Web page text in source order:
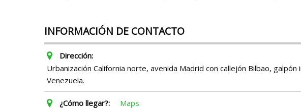
INFORMACIÓN DE CONTACTO
Dirección:
Urbanización California norte, avenida Madrid con callejón Bilbao,
Venezuela.
¿Cómo llegar?: Maps.